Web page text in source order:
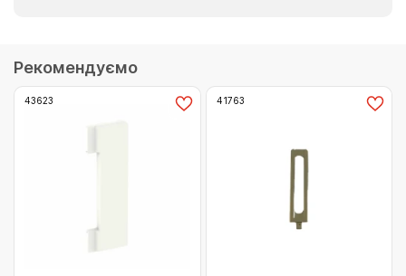
Рекомендуємо
43623 41763